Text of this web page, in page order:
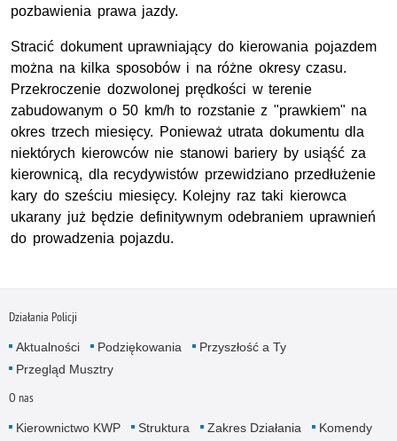
pozbawienia prawa jazdy.
Stracić dokument uprawniający do kierowania pojazdem
można na kilka sposobów i na różne okresy czasu.
Przekroczenie dozwolonej prędkości w terenie
zabudowanym o 50 km/h to rozstanie z "prawkiem" na
okres trzech miesięcy. Ponieważ utrata dokumentu dla
niektórych kierowców nie stanowi bariery by usiąść za
kierownicą, dla recydywistów przewidziano przedłużenie
kary do sześciu miesięcy. Kolejny raz taki kierowca
ukarany już będzie definitywnym odebraniem uprawnień
do prowadzenia pojazdu.
Działania Policji
Aktualności Podziękowania
Przyszłość a Ty
Przegląd Musztry
O nas
Kierownictwo KWP Struktura Zakres Działania
Komendy